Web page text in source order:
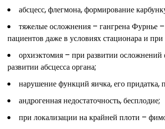
абсцесс, флегмона, формирование
тяжелые осложнения – гангрена Фурнье
пациентов даже в условиях стационара и
орхиэктомия – при развитии
развитии абсцесса органа;
нарушение функций яичка, его
андрогенная недостаточность, бесплодие;
при локализации на крайней плоти –